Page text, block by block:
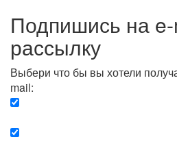
Подпишись на
рассылку
Выбери что бы вы хотели
mail: